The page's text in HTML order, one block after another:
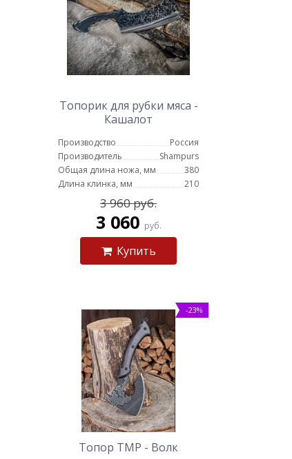
Топорик для рубки мяса -
Кашалот
Производство
Россия
Производитель
Shampurs
Общая длина ножа, мм
380
Длина клинка, мм
210
3 960 руб.
3 060 руб.
Купить
-23%
Топор ТМР - Волк